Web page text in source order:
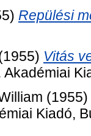
Repülési
Vitás
(1955)
Kiadó,